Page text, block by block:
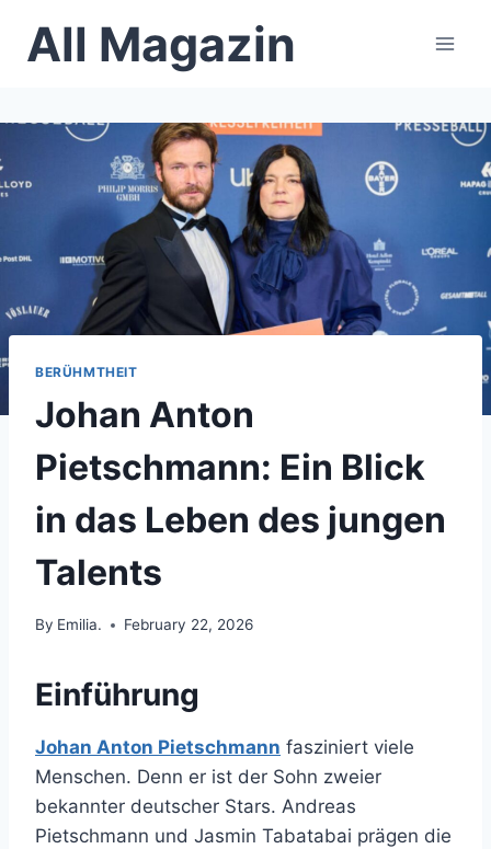
All Magazin
BERÜHMTHEIT
Johan Anton
Pietschmann: Ein Blick
in das Leben des jungen
Talents
By Emilia. February 22, 2026
Einführung
Johan Anton Pietschmann fasziniert viele
Menschen. Denn er ist der Sohn zweier
bekannter deutscher Stars. Andreas
Pietschmann und Jasmin Tabatabai prägen die